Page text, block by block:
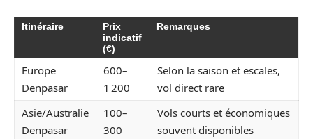
Itinéraire
Prix
indicatif
(€)
Remarques
Europe
Denpasar
600–
1 200
Selon la saison et escales,
vol direct rare
Asie/Australie
Denpasar
100–
300
Vols courts et économiques
souvent disponibles